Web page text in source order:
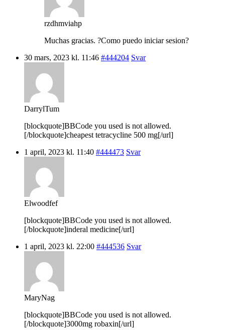
rzdhmviahp
Muchas gracias. ?Como puedo iniciar sesion?
30 mars, 2023 kl. 11:46 #444204 Svar
DarrylTum
[blockquote]BBCode you used is not allowed.
[/blockquote]cheapest tetracycline 500 mg[/url]
1 april, 2023 kl. 11:40 #444473 Svar
Elwoodfef
[blockquote]BBCode you used is not allowed.
[/blockquote]inderal medicine[/url]
1 april, 2023 kl. 22:00 #444536 Svar
MaryNag
[blockquote]BBCode you used is not allowed.
[/blockquote]3000mg robaxin[/url]